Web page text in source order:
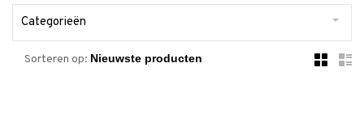
Categorieën
Sorteren op: